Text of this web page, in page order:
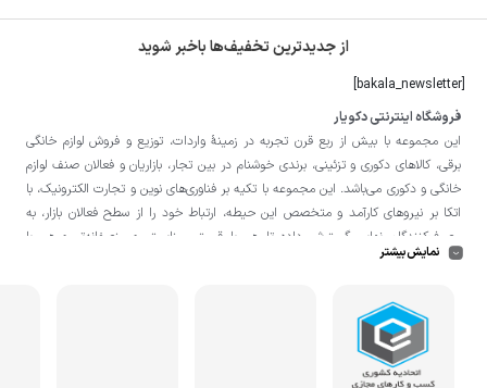
از جدیدترین تخفیف‌ها باخبر شوید
فروشگاه اینترنتی دکویار
این مجموعه با بيش از ربع قرن تجربه در زمينۀ واردات، توزيع و فروش لوازم خانگی
برقی، کالاهای دکوری و تزئینی، برندی خوشنام در بين تجار، بازاريان و فعالان صنف لوازم
خانگی و دکوری می‌باشد. این مجموعه با تكيه بر فناوری‌های نوين و تجارت الكترونيک، با
اتکا بر نيروهای كارآمد و متخصص اين حيطه، ارتباط خود را از سطح فعالان بازار، به
مصرف‌كنندگان نهايی گسترش داده تا هم با قيمتی مناسبتر و منصفانه‌تر و هم با
خدماتی گسترده‌تر و كيفی‌تر در خدمت هموطنان عزیز در اقصی نقاط ميهنمان باشد.
کالا از انبار تنها در صورت ثبت سفارش قبلی از طریق سایت و انتخاب زمان، امکان پذیر
نمایش بیشتر